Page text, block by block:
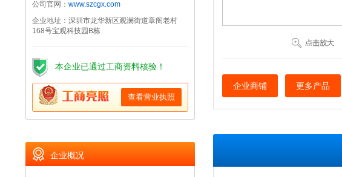
公司官网： www.szcgx.com
企业地址：深圳市龙华新区观澜街道章阁老村
168号宝观科技园B栋
本企业已通过工商资料核验！
查看营业执照
企业概况
企业商铺 更多产品